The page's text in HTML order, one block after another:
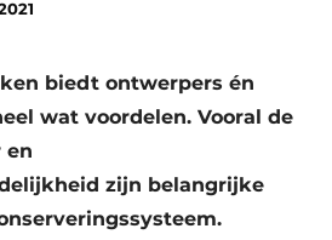
biedt ontwerpers én
wat voordelen. Vooral de
en
zijn belangrijke